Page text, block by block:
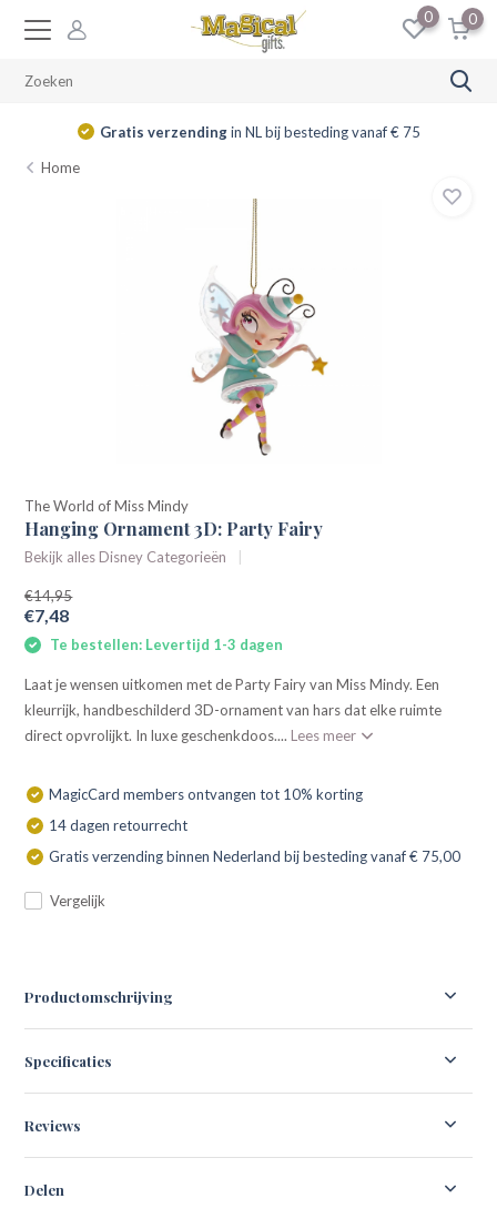
0 0
Gratis verzendingin NL bij besteding vanaf € 75
Home
The World of Miss Mindy
Hanging Ornament 3D: Party Fairy
Bekijk alles Disney Categorieën
€14,95
€7,48
Te bestellen: Levertijd 1-3 dagen
Laat je wensen uitkomen met de Party Fairy van Miss Mindy. Een
kleurrijk, handbeschilderd 3D-ornament van hars dat elke ruimte
direct opvrolijkt. In luxe geschenkdoos.... Lees meer
MagicCard members ontvangen tot 10% korting
14 dagen retourrecht
Gratis verzending binnen Nederland bij besteding vanaf € 75,00
Vergelijk
Productomschrijving
Specificaties
Reviews
Delen